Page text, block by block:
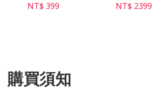
NT$ 399
NT$ 2399
購買須知